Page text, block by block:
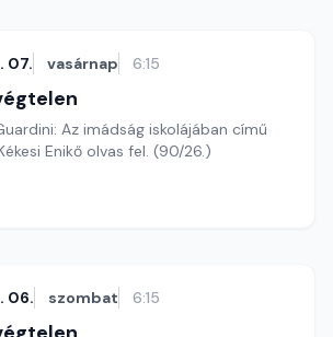
07. vasárnap 6:15
Az imádság iskolájában című
könyvből Kékesi Enikő olvas fel. (90/26.)
06. szombat 6:15